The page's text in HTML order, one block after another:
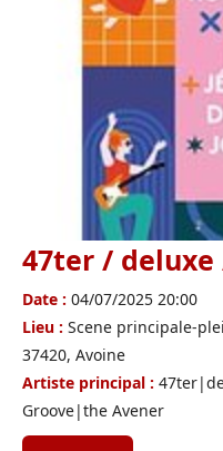
47ter /
Date : 04/07/2025 20:00
Lieu : Scene principale-
37420, Avoine
Artiste principal :
Groove|the Avener